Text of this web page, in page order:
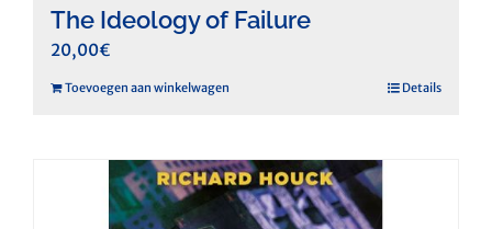
The Ideology of Failure
20,00€
Toevoegen aan winkelwagen Details